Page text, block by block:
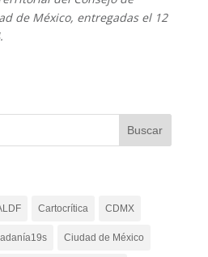
de México, entregadas el 12
Cartocrítica CDMX
Ciudad de México